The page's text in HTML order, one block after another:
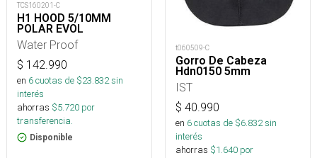
TCS160201-C
H1 HOOD 5/10MM
POLAR EVOL
Water Proof
$ 142.990
en 6cuotas de $23.832sin
interés
ahorras $5.720 por
transferencia.
Disponible
t060509-C
Gorro De Cabeza
Hdn0150 5mm
IST
$ 40.990
en 6cuotas de $6.832sin
interés
ahorras $1.640 por